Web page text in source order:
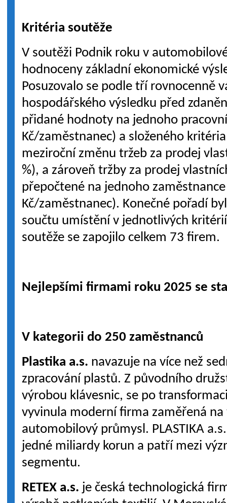
Kritéria soutěže
V soutěži Podnik roku v
hodnoceny základní ekonomické
Posuzovalo se podle tří rovnocenně
hospodářského výsledku před
přidané hodnoty na jednoho
Kč/zaměstnanec) a složeného
meziroční změnu tržeb za prodej
%), a zároveň tržby za prodej
přepočtené na jednoho
Kč/zaměstnanec). Konečné pořadí
součtu umístění v jednotlivých
soutěže se zapojilo celkem 73 firem.
Nejlepšími firmami roku 2025 se
V kategorii do 250 zaměstnanců
Plastika a.s. navazuje na více než
zpracování plastů. Z původního
výrobou klávesnic, se po
vyvinula moderní firma zaměřená
automobilový průmysl. PLASTIKA
jedné miliardy korun a patří mezi
segmentu.
RETEX a.s. je česká technologická